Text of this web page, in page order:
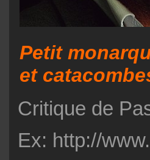
Petit
et
Critique de
Ex: http://